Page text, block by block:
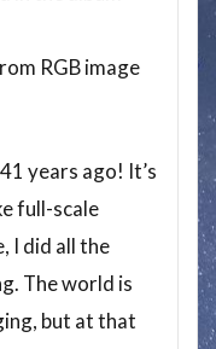
RGB image
years ago! It’s
full-scale
I did all the
The world is
but at that